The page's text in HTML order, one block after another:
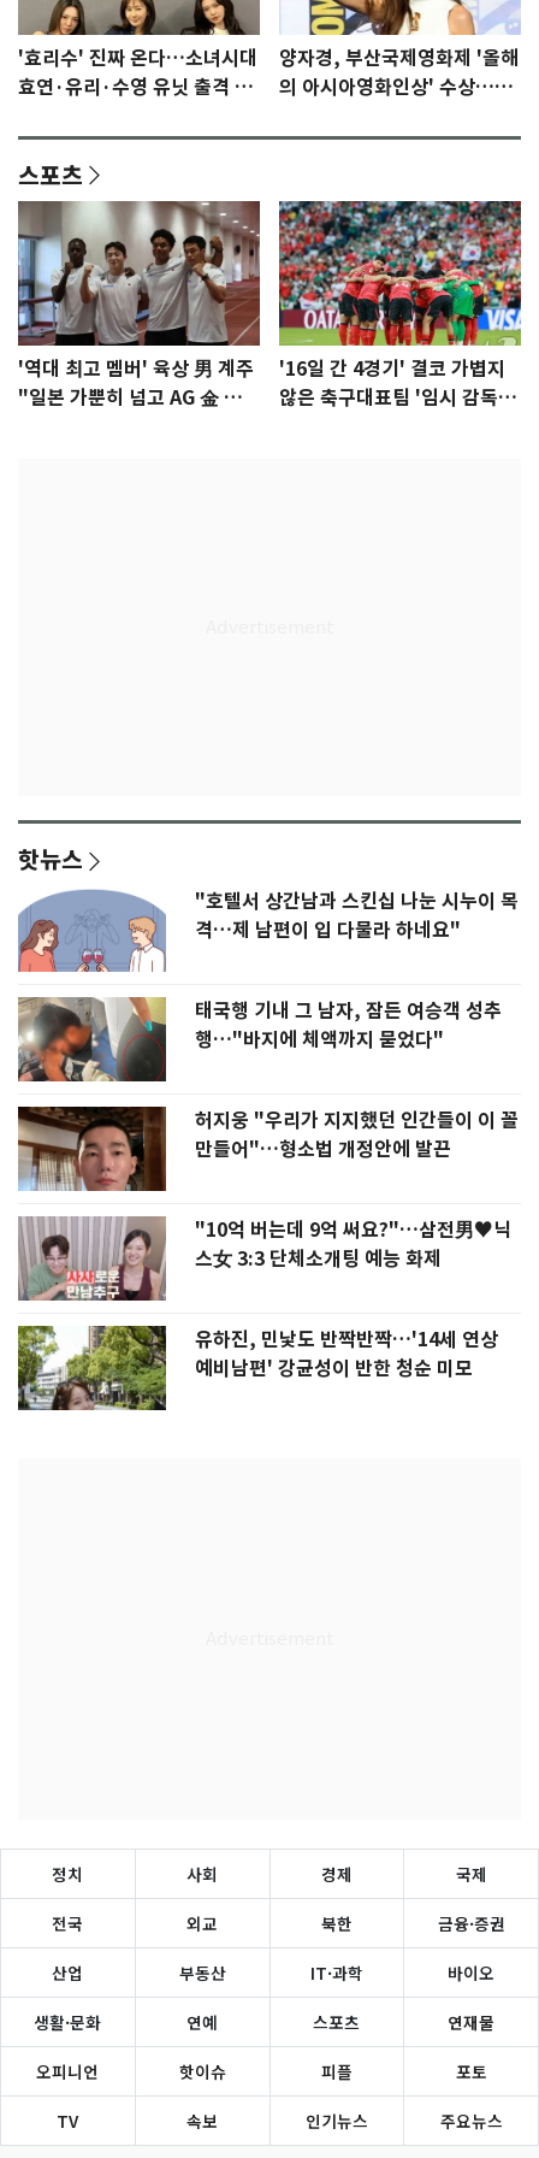
'효리수' 진짜 온다…소녀시대
효연·유리·수영 유닛 출격 [N
양자경, 부산국제영화제 '올해
의 아시아영화인상' 수상…15
스포츠
'역대 최고 멤버' 육상 男 계주
"일본 가뿐히 넘고 AG 金 따겠
'16일 간 4경기' 결코 가볍지
않은 축구대표팀 '임시 감독'
핫뉴스
"호텔서 상간남과 스킨십 나눈 시누이 목
격…제 남편이 입 다물라 하네요"
태국행 기내 그 남자, 잠든 여승객 성추
행…"바지에 체액까지 묻었다"
허지웅 "우리가 지지했던 인간들이 이 꼴
만들어"…형소법 개정안에 발끈
"10억 버는데 9억 써요?"…삼전男♥닉
스女 3:3 단체소개팅 예능 화제
유하진, 민낯도 반짝반짝…'14세 연상
예비남편' 강균성이 반한 청순 미모
정치 사회 경제 국제
전국 외교 북한 금융·증권
산업 부동산 IT·과학 바이오
생활·문화 연예 스포츠 연재물
오피니언 핫이슈 피플 포토
TV 속보 인기뉴스 주요뉴스